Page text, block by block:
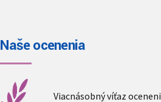
Naše ocenenia
Viacnásobný víťaz